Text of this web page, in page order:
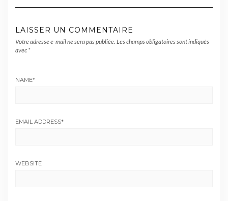
LAISSER UN COMMENTAIRE
Votre adresse e-mail ne sera pas publiée. Les champs obligatoires sont indiqués
avec *
NAME*
EMAIL ADDRESS*
WEBSITE